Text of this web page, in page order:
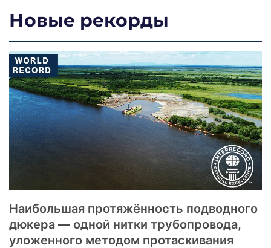
Новые рекорды
Наибольшая протяжённость подводного
дюкера — одной нитки трубопровода,
уложенного методом протаскивания